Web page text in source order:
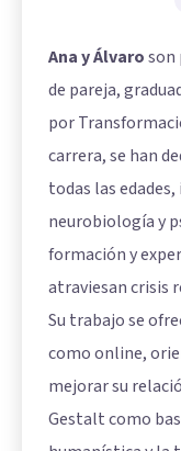
Ana y Álvaroson
de pareja,
por
carrera, se han
todas las
neurobiología y
formación y
atraviesan crisis
Su trabajo se
como online,
mejorar su
Gestalt como